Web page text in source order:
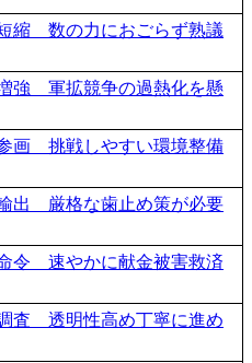
縮 数の力におごらず熟議
強 軍拡競争の過熱化を懸
画 挑戦しやすい環境整備
出 厳格な歯止め策が必要
令 速やかに献金被害救済
査 透明性高め丁寧に進め